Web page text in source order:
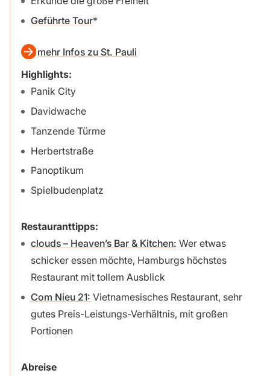
Geführte Tour
mehr Infos zu St. Pauli
Highlights:
Panik City
Davidwache
Tanzende Türme
Herbertstraße
Panoptikum
Spielbudenplatz
Restauranttipps:
clouds – Heaven’s Bar & Kitchen: Wer etwas
schicker essen möchte, Hamburgs höchstes
Restaurant mit tollem Ausblick
Com Nieu 21: Vietnamesisches Restaurant, sehr
gutes Preis-Leistungs-Verhältnis, mit großen
Portionen
Abreise